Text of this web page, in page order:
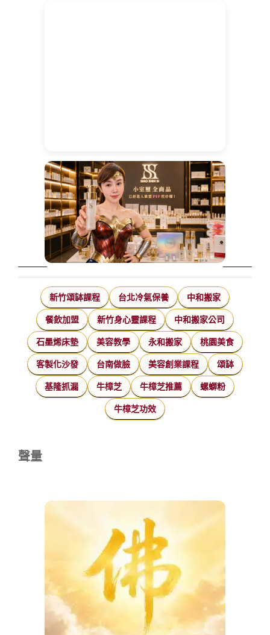
新竹頌缽課程 台北冷氣保養 中和搬家
餐飲加盟 新竹身心靈課程 中和搬家公司
石墨烯床墊 美容教學 永和搬家 桃園美食
客製化沙發 台南做臉 美容創業課程 頌缽
基隆抓漏 牛樟芝 牛樟芝推薦 螺螄粉
牛樟芝功效
聲量